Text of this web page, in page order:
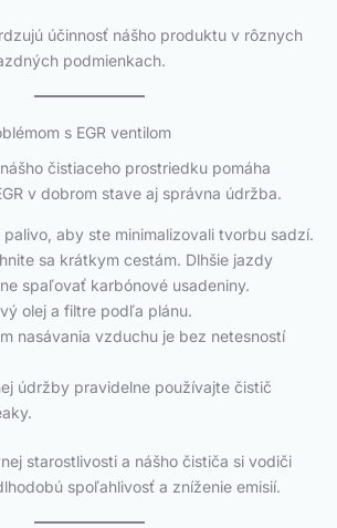
účinnosť nášho produktu v rôznych
podmienkach.
s EGR ventilom
čistiaceho prostriedku pomáha
v dobrom stave aj správna údržba.
aby ste minimalizovali tvorbu sadzí.
sa krátkym cestám. Dlhšie jazdy
spaľovať karbónové usadeniny.
olej a filtre podľa plánu.
nasávania vzduchu je bez netesností
údržby pravidelne používajte čistič
starostlivosti a nášho čističa si vodiči
spoľahlivosť a zníženie emisií.